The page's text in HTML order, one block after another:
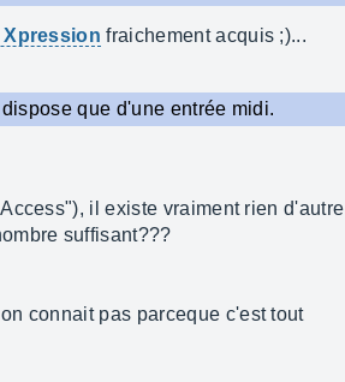
fraichement acquis ;)...
que d'une entrée midi.
il existe vraiment rien d'autre
suffisant???
connait pas parceque c'est tout